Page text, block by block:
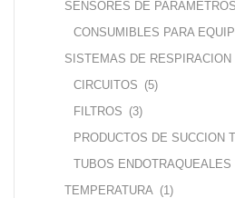
SENSORES DE
CONSUMIBLES PARA
SISTEMAS DE RESPIRACION
CIRCUITOS (5)
FILTROS (3)
PRODUCTOS DE SUCCION
TUBOS ENDOTRAQUEALES
TEMPERATURA (1)